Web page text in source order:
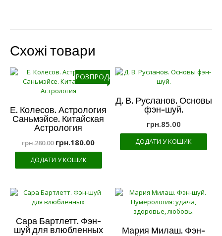
Схожі товари
РОЗПРОДАЖ!
Е. Колесов. Астрология
Саньмэйсе. Китайская
Астрология
грн.280.00 грн.180.00
ДОДАТИ У КОШИК
Д. В. Русланов. Основы
фэн-шуй.
грн.85.00
ДОДАТИ У КОШИК
Сара Бартлетт. Фэн-
шуй для влюбленных
Мария Милаш. Фэн-